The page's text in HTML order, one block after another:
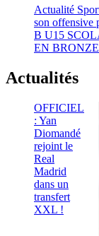
Actualité
son offensive
B U15
EN
Actualités
OFFICIEL
: Yan
Diomandé
rejoint le
Real
Madrid
dans un
transfert
XXL !